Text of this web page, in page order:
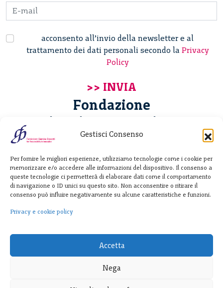
Gestisci Consenso
Per fornire le migliori esperienze, utilizziamo tecnologie come i cookie per
memorizzare e/o accedere alle informazioni del dispositivo. Il consenso a
queste tecnologie ci permetterà di elaborare dati come il comportamento
di navigazione o ID unici su questo sito. Non acconsentire o ritirare il
consenso può influire negativamente su alcune caratteristiche e funzioni.
Privacy e cookie policy
Accetta
Nega
acconsento all’invio della newsletter e al
trattamento dei dati personali secondo la Privacy
Policy
Fondazione
Giannino Bassetti ETS
20122 Milano - Italia
T. +39 02 781933
F. + 39 02 76392030
info@fondazionebassetti.org
p.i. 12520270153